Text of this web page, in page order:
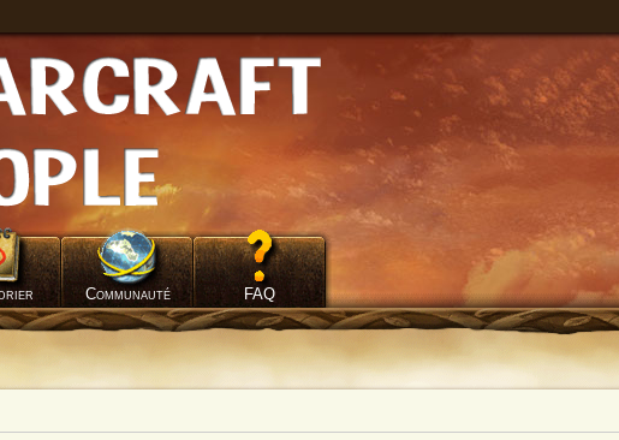
Communauté FAQ